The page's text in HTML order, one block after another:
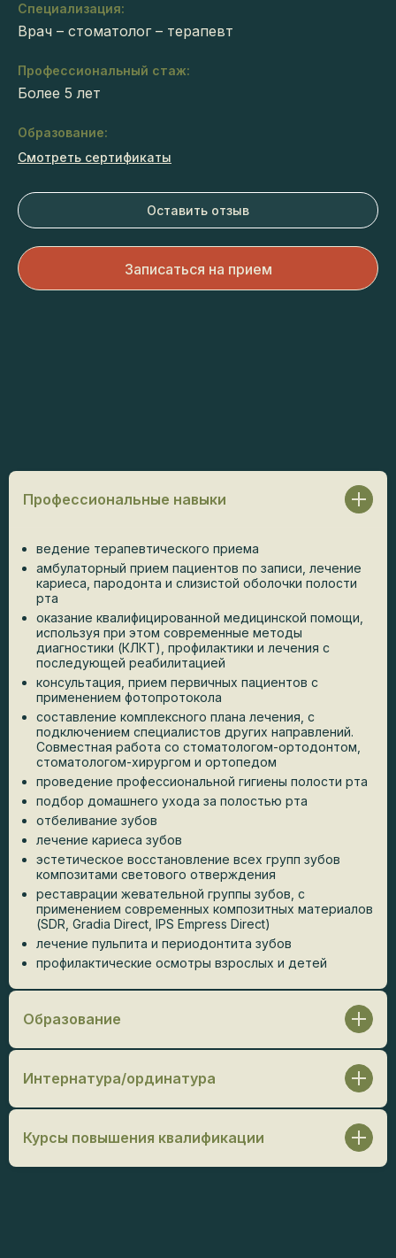
Специализация:
Врач – стоматолог – терапевт
Профессиональный стаж:
Более 5 лет
Образование:
Смотреть сертификаты
Оставить отзыв
Записаться на прием
Профессиональные навыки
ведение терапевтического приема
амбулаторный прием пациентов по записи, лечение
кариеса, пародонта и слизистой оболочки полости
рта
оказание квалифицированной медицинской помощи,
используя при этом современные методы
диагностики (КЛКТ), профилактики и лечения с
последующей реабилитацией
консультация, прием первичных пациентов с
применением фотопротокола
составление комплексного плана лечения, с
подключением специалистов других направлений.
Совместная работа со стоматологом-ортодонтом,
стоматологом-хирургом и ортопедом
проведение профессиональной гигиены полости рта
подбор домашнего ухода за полостью рта
отбеливание зубов
лечение кариеса зубов
эстетическое восстановление всех групп зубов
композитами светового отверждения
реставрации жевательной группы зубов, с
применением современных композитных материалов
(SDR, Gradia Direct, IPS Empress Direct)
лечение пульпита и периодонтита зубов
профилактические осмотры взрослых и детей
Образование
Ставропольский государственный медицинский
университет / Стоматолог-терапевт, 2021 г.
Интернатура/ординатура
Ординатура:ФГБУ ФНКЦ ФМБА России /
Стоматолог-ортопед, 2023 г.
Курсы повышения квалификации